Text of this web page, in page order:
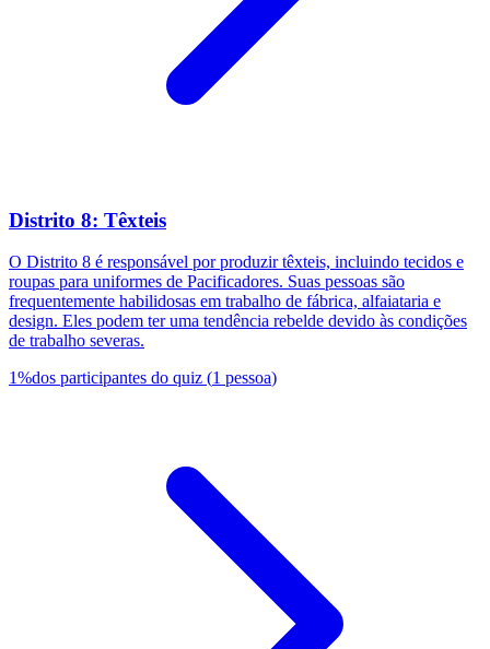
Distrito 8: Têxteis
O Distrito 8 é responsável por produzir têxteis, incluindo tecidos e
roupas para uniformes de Pacificadores. Suas pessoas são
frequentemente habilidosas em trabalho de fábrica, alfaiataria e
design. Eles podem ter uma tendência rebelde devido às condições
de trabalho severas.
1%dos participantes do quiz (1 pessoa)